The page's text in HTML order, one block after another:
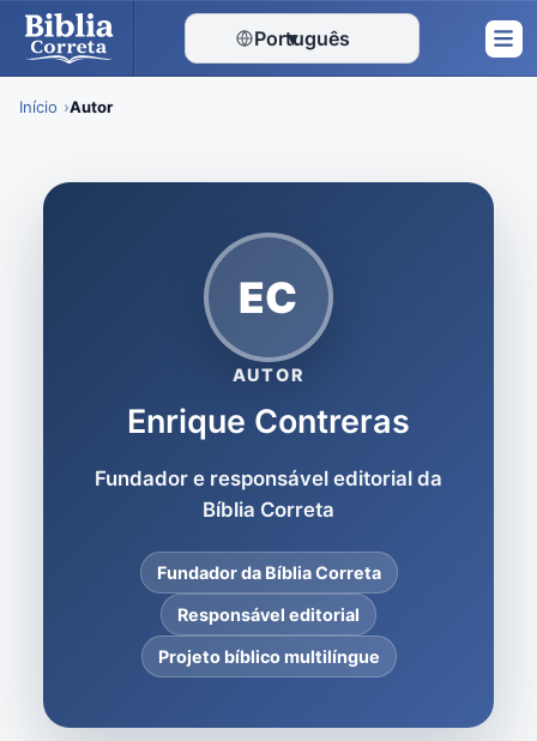
Português
▾
Início Autor
content
EC
AUTOR
Enrique Contreras
Fundador e responsável editorial da
Bíblia Correta
Fundador da Bíblia Correta
Responsável editorial
Projeto bíblico multilíngue